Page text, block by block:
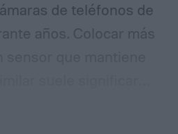
de teléfonos de
años. Colocar más
que limita la cantidad
El ISOCELL